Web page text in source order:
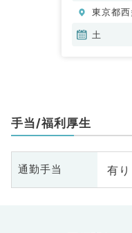
東京都
土
手当/福利厚生
通勤手当 有り